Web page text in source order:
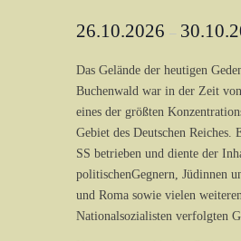
26.10.2026 –
Das Gelände der heutigen
Buchenwald war in der Zeit
eines der größten
Gebiet des Deutschen Reiches.
SS betrieben und diente der
politischenGegnern, Jüdinnen
und Roma sowie vielen
Nationalsozialisten verfolgten